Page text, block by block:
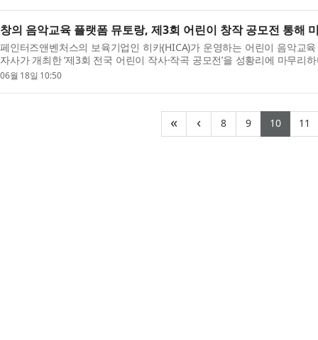
창의 음악교육 플랫폼 뮤토랑, 제3회 어린이 창작 공모전 통해
페인터즈앤벤처스의 보육기업인 히카(HICA)가 운영하는 어린이 음악교
자사가 개최한 ‘제3회 전국 어린이 작사·작곡 공모전’을 성황리에 마무리
능성을 입증했다. ‘음악을 배우는 것에서 음악을 창작하...
06월 18일 10:50
« ‹ 8(current)
9(current)
10 11